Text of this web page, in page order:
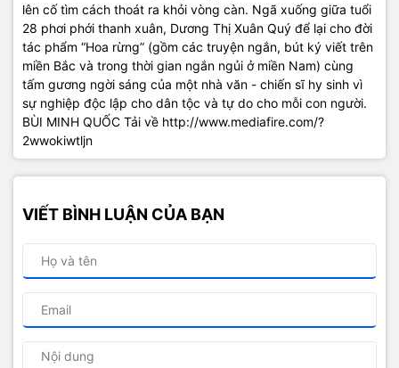
lên cố tìm cách thoát ra khỏi vòng càn. Ngã xuống giữa tuổi
28 phơi phới thanh xuân, Dương Thị Xuân Quý để lại cho đời
tác phẩm “Hoa rừng” (gồm các truyện ngắn, bút ký viết trên
miền Bắc và trong thời gian ngắn ngủi ở miền Nam) cùng
tấm gương ngời sáng của một nhà văn - chiến sĩ hy sinh vì
sự nghiệp độc lập cho dân tộc và tự do cho mỗi con người.
BÙI MINH QUỐC Tải về http://www.mediafire.com/?
2wwokiwtljn
VIẾT BÌNH LUẬN CỦA BẠN